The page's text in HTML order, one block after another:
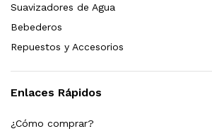
Suavizadores de Agua
Bebederos
Repuestos y Accesorios
Enlaces Rápidos
¿Cómo comprar?